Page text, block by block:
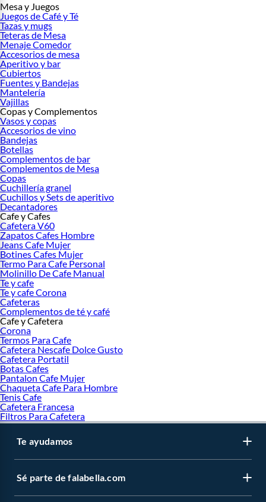
Mesa y Juegos
Juegos de Café y Té
Tazas y mugs
Teteras de Mesa
Menaje Comedor
Accesorios de mesa
Aperitivo y bar
Cubiertos
Fuentes y Bandejas
Mantelería
Vajillas
Copas y Complementos
Vasos y copas
Accesorios de vino
Bandejas
Botellas
Complementos de bar
Complementos de Mesa
Copas
Cuchillería granel
Cuchillos y Sets de aperitivo
Decantadores
Cafe y Cafes
Cafetera V60
Zapatos Cafes Hombre
Jeans Cafe Mujer
Botines Cafes Mujer
Termo Para Cafe Personal
Molinillo De Cafe Manual
Te y cafe
Te y cafe Corona
Cafeteras
Complementos de té y café
Cafe y Cafetera
Corona
Termos Para Cafe
Cafetera Nescafe Dolce Gusto
Cafetera Portatil
Botas Cafes
Pantalon Cafe Mujer
Chaqueta Cafe Para Hombre
Tenis Cafe
Cafetera Francesa
Filtros Para Cafetera
Te ayudamos
Sé parte de falabella.com